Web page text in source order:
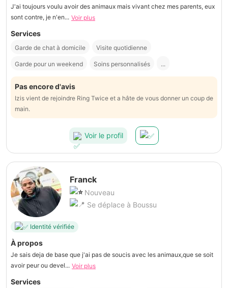
J'ai toujours voulu avoir des animaux mais vivant chez mes parents, eux
sont contre, je n'en... Voir plus
Services
Garde de chat à domicile Visite quotidienne
Garde pour un weekend Soins personnalisés ...
Pas encore d'avis
Izis vient de rejoindre Ring Twice et a hâte de vous donner un coup de
main.
Voir le profil
Franck
Nouveau
Se déplace à Boussu
Identité vérifiée
À propos
Je sais deja de base que j'ai pas de soucis avec les animaux,que se soit
avoir peur ou devel... Voir plus
Services